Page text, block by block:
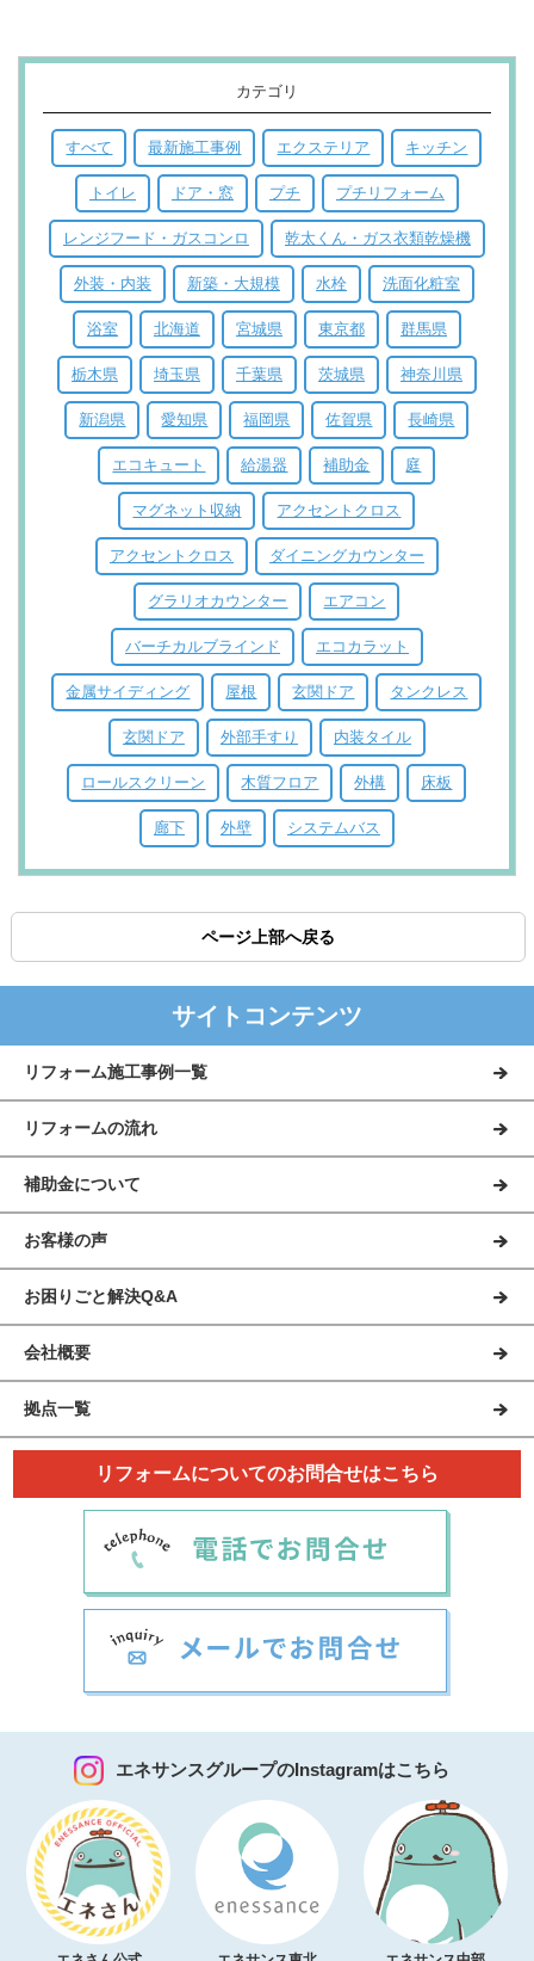
カテゴリ
すべて 最新施工事例 エクステリア キッチン
トイレ ドア・窓 プチ プチリフォーム
レンジフード・ガスコンロ 乾太くん・ガス衣類乾燥機
外装・内装 新築・大規模 水栓 洗面化粧室
浴室 北海道 宮城県 東京都 群馬県
栃木県 埼玉県 千葉県 茨城県 神奈川県
新潟県 愛知県 福岡県 佐賀県 長崎県
エコキュート 給湯器 補助金 庭
マグネット収納 アクセントクロス
アクセントクロス ダイニングカウンター
グラリオカウンター エアコン
バーチカルブラインド エコカラット
金属サイディング 屋根 玄関ドア タンクレス
玄関ドア 外部手すり 内装タイル
ロールスクリーン 木質フロア 外構 床板
廊下 外壁 システムバス
ページ上部へ戻る
サイトコンテンツ
リフォーム施工事例一覧
リフォームの流れ
補助金について
お客様の声
お困りごと解決Q&A
会社概要
拠点一覧
リフォームについてのお問合せはこちら
エネサンスグループのInstagramはこちら